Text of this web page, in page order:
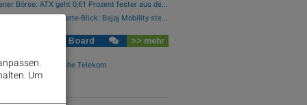
Börse: ATX geht 0,61 Prozent fester aus de...
Börse Nebenwerte-Blick: Bajaj Mobility ste...
Social Club Board >> mehr
Vola-Event Deutsche Telekom
#2160Um